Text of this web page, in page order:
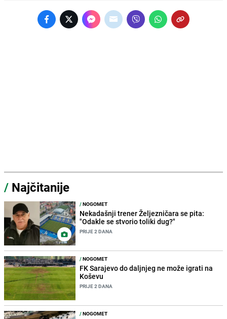
/ Najčitanije
/NOGOMET
Nekadašnji trener Željezničara se pita:
"Odakle se stvorio toliki dug?"
PRIJE 2 DANA
/NOGOMET
FK Sarajevo do daljnjeg ne može igrati na
Koševu
PRIJE 2 DANA
/NOGOMET